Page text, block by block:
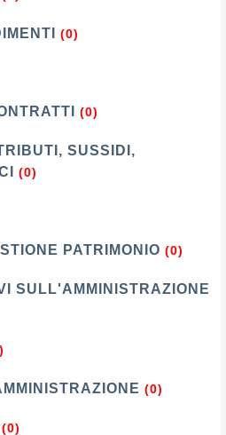
(0)
(0)
SUSSIDI,
(0)
PATRIMONIO (0)
SULL'AMMINISTRAZIONE
(0)
(0)